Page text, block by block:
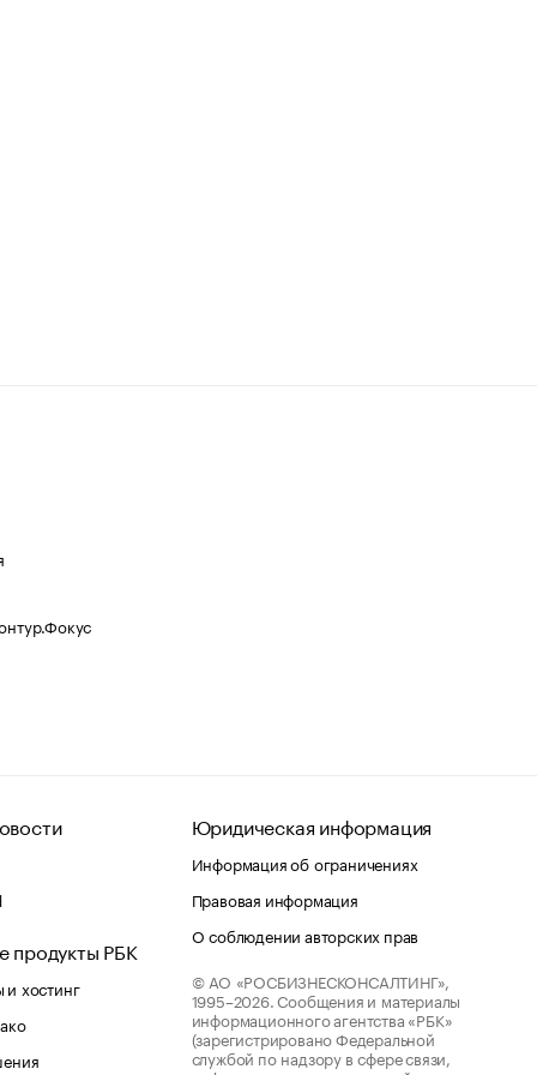
продукты РБК
хостинг
Юридическая информация
Информация об ограничениях
Правовая информация
О соблюдении авторских прав
© АО «РОСБИЗНЕСКОНСАЛТИНГ»,
1995–2026. Сообщения и материалы
информационного агентства «РБК»
(зарегистрировано Федеральной
службой по надзору в сфере связи,